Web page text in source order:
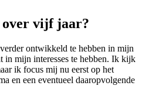
vijf jaar?
ontwikkeld te hebben in mijn
in mijn interesses te hebben. Ik kijk
ik focus mij nu eerst op het
en een eventueel daaropvolgende